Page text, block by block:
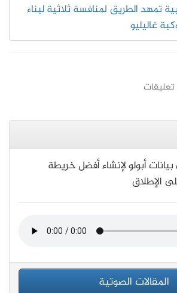
تمهد الطريق لمنافسة ثلاثية لبناء
غاليليو
تعليقات
أبولو لإنشاء أفضل خريطة
الإطلاق
المقالات الصوتية